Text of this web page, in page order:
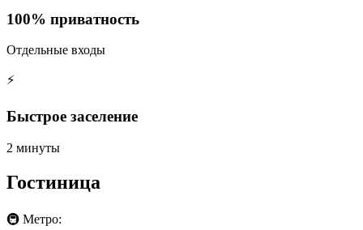
100% приватность
Отдельные входы
⚡
Быстрое заселение
2 минуты
Гостиница
🚇 Метро: